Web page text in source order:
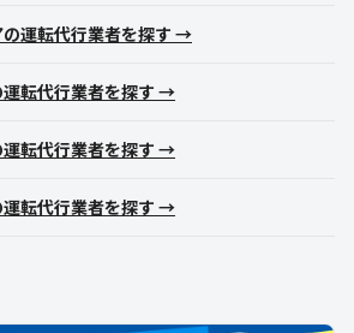
運転代行業者を探す →
転代行業者を探す →
運転代行業者を探す →
転代行業者を探す →